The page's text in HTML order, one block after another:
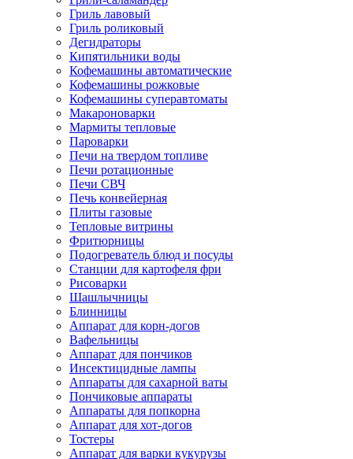
Гриль лавовый
Гриль роликовый
Дегидраторы
Кипятильники воды
Кофемашины автоматические
Кофемашины рожковые
Кофемашины суперавтоматы
Макароноварки
Мармиты тепловые
Пароварки
Печи на твердом топливе
Печи ротационные
Печи СВЧ
Печь конвейерная
Плиты газовые
Тепловые витрины
Фритюрницы
Подогреватель блюд и посуды
Станции для картофеля фри
Рисоварки
Шашлычницы
Блинницы
Аппарат для корн-догов
Вафельницы
Аппарат для пончиков
Инсектицидные лампы
Аппараты для сахарной ваты
Пончиковые аппараты
Аппараты для попкорна
Аппарат для хот-догов
Тостеры
Аппарат для варки кукурузы